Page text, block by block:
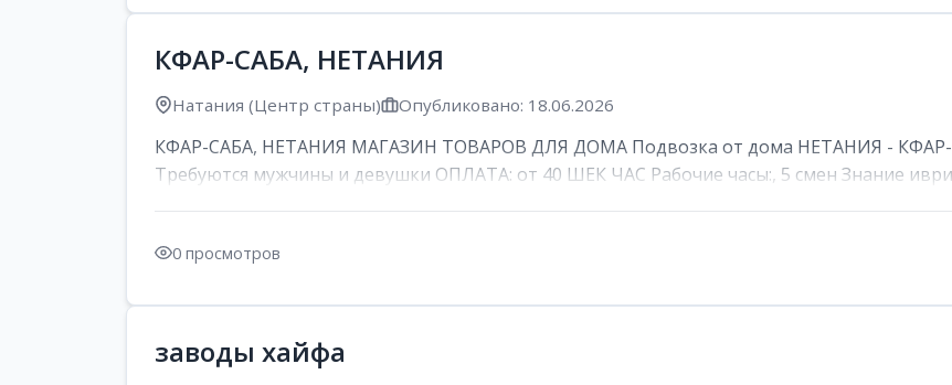
КФАР-САБА, НЕТАНИЯ
Натания (Центр страны) Опубликовано: 18.06.2026
КФАР-САБА, НЕТАНИЯ МАГАЗИН ТОВАРОВ ДЛЯ ДОМА Подвозка от дома НЕТАНИЯ - КФАР-
Требуются мужчины и девушки ОПЛАТА: от 40 ШЕК ЧАС Рабочие часы:, 5 смен Знание
0 просмотров
заводы хайфа